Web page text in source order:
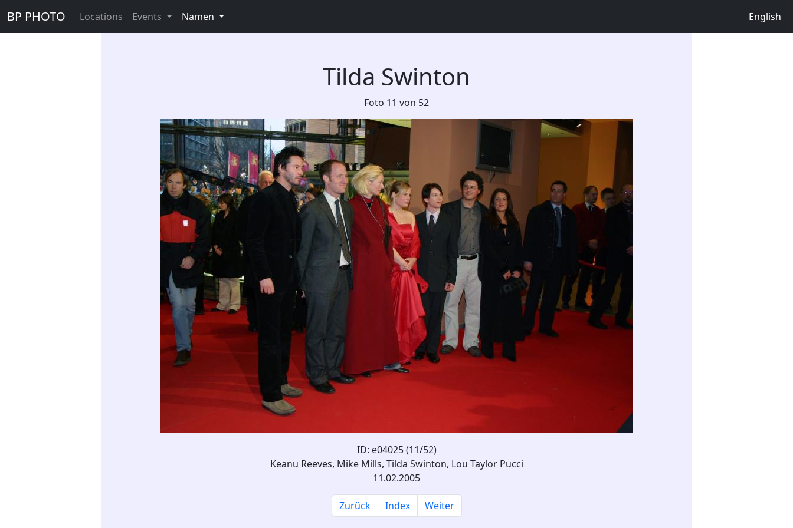
BP PHOTO Locations Events Namen English
Tilda Swinton
Foto 11 von 52
ID: e04025 (11/52)
Keanu Reeves, Mike Mills, Tilda Swinton, Lou Taylor Pucci
11.02.2005
Zurück Index Weiter